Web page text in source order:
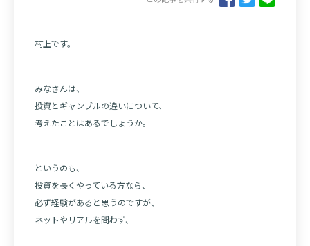
村上です。
みなさんは、
投資とギャンブルの違いについて、
考えたことはあるでしょうか。
というのも、
投資を長くやっている方なら、
必ず経験があると思うのですが、
ネットやリアルを問わず、